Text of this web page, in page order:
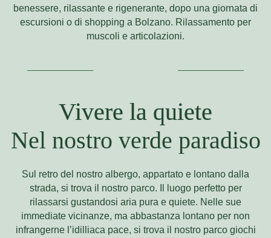
benessere, rilassante e rigenerante, dopo una giornata di
escursioni o di shopping a Bolzano. Rilassamento per
muscoli e articolazioni.
Vivere la quiete
Nel nostro verde paradiso
Sul retro del nostro albergo, appartato e lontano dalla
strada, si trova il nostro parco. Il luogo perfetto per
rilassarsi gustandosi aria pura e quiete. Nelle sue
immediate vicinanze, ma abbastanza lontano per non
infrangerne l’idilliaca pace, si trova il nostro parco giochi